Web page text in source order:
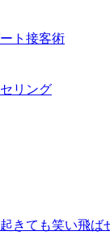
ト接客術
リング
きても笑い飛ば